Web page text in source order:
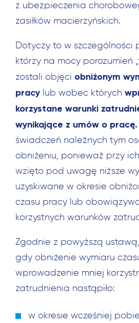
z ubezpieczenia
zasiłków macierzyńskich.
Dotyczy to w szczególności
którzy na mocy porozumień
zostali objęci obniżonym
pracy lub wobec których
korzystane warunki
wynikające z umów o pracę.
świadczeń należnych tym
obniżeniu, ponieważ przy
wzięto pod uwagę niższe
uzyskiwane w okresie
czasu pracy lub
korzystnych warunków
Zgodnie z powyższą
gdy obniżenie wymiaru
wprowadzenie mniej
zatrudnienia nastąpiło:
w okresie wcześniej